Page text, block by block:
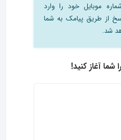
موبایل خود را وارد
از طریق پیامک به شما
شد.
شما آغاز کنید!